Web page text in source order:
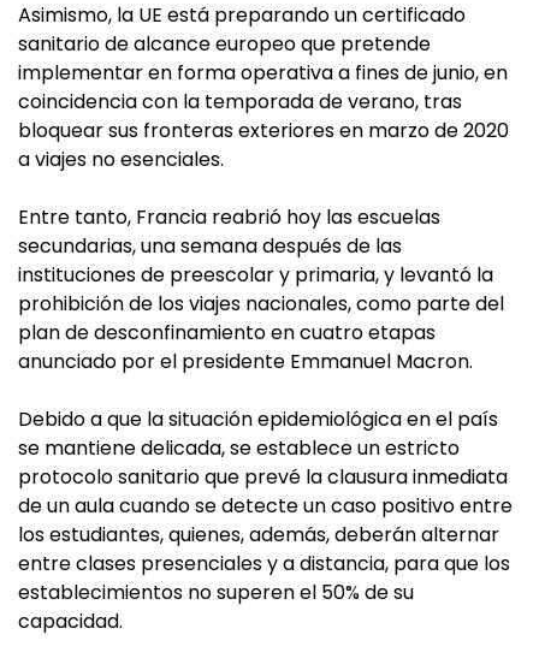
Asimismo, la UE está preparando un certificado
sanitario de alcance europeo que pretende
implementar en forma operativa a fines de junio, en
coincidencia con la temporada de verano, tras
bloquear sus fronteras exteriores en marzo de 2020
a viajes no esenciales.
Entre tanto, Francia reabrió hoy las escuelas
secundarias, una semana después de las
instituciones de preescolar y primaria, y levantó la
prohibición de los viajes nacionales, como parte del
plan de desconfinamiento en cuatro etapas
anunciado por el presidente Emmanuel Macron.
Debido a que la situación epidemiológica en el país
se mantiene delicada, se establece un estricto
protocolo sanitario que prevé la clausura inmediata
de un aula cuando se detecte un caso positivo entre
los estudiantes, quienes, además, deberán alternar
entre clases presenciales y a distancia, para que los
establecimientos no superen el 50% de su
capacidad.